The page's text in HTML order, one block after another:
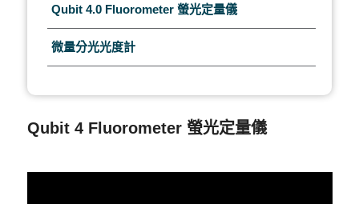
Qubit 4.0 Fluorometer 螢光定量儀
微量分光光度計
Qubit 4 Fluorometer 螢光定量儀